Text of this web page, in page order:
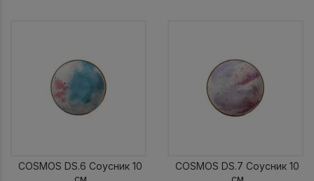
COSMOS DS.6 Соусник 10
см
COSMOS DS.7 Соусник 10
см